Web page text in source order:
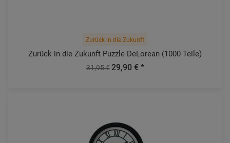
Zurück in die Zukunft
Zurück in die Zukunft Puzzle DeLorean (1000 Teile)
31,95 € 29,90 € *